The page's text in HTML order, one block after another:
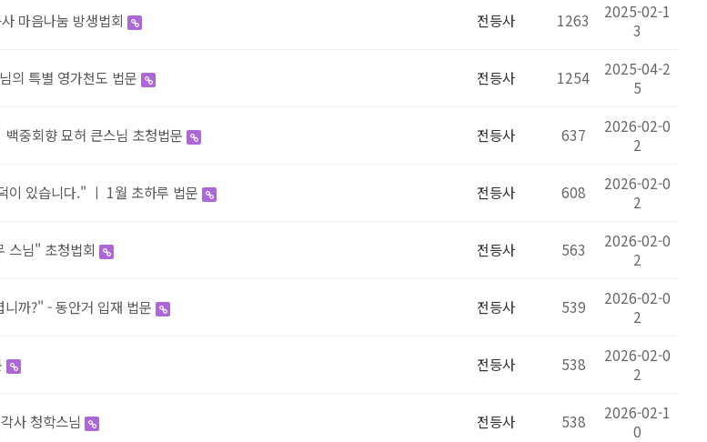
마음나눔 방생법회 전등사 1263
2025-02-1
3
의 특별 영가천도 법문 전등사 1254
2025-04-2
5
중회향 묘허 큰스님 초청법문 전등사 637
2026-02-0
2
이 있습니다." ㅣ 1월 초하루 법문 전등사 608
2026-02-0
2
스님" 초청법회 전등사 563
2026-02-0
2
까?" - 동안거 입재 법문 전등사 539
2026-02-0
2
전등사 538
2026-02-0
2
사 청학스님 전등사 538
2026-02-1
0